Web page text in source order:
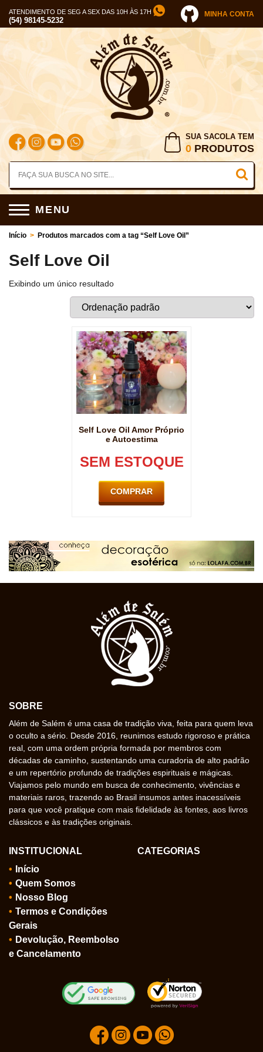
ATENDIMENTO DE SEG A SEX DAS 10H ÀS 17H
(54) 98145-5232
MINHA CONTA
SUA SACOLA TEM
0 PRODUTOS
MENU
Início > Produtos marcados com a tag “Self Love Oil”
Self Love Oil
Exibindo um único resultado
Self Love Oil Amor Próprio
e Autoestima
SEM ESTOQUE
COMPRAR
SOBRE
Além de Salém é uma casa de tradição viva, feita para quem leva
o oculto a sério. Desde 2016, reunimos estudo rigoroso e prática
real, com uma ordem própria formada por membros com
décadas de caminho, sustentando uma curadoria de alto padrão
e um repertório profundo de tradições espirituais e mágicas.
Viajamos pelo mundo em busca de conhecimento, vivências e
materiais raros, trazendo ao Brasil insumos antes inacessíveis
para que você pratique com mais fidelidade às fontes, aos livros
clássicos e às tradições originais.
INSTITUCIONAL
Início
Quem Somos
Nosso Blog
Termos e Condições
Gerais
Devolução, Reembolso
e Cancelamento
CATEGORIAS